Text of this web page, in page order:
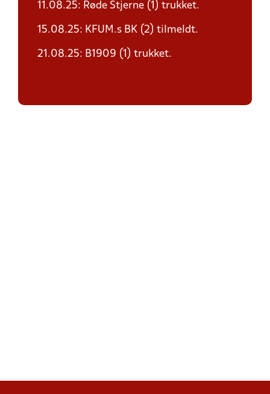
11.08.25: Røde Stjerne (1) trukket.
15.08.25: KFUM.s BK (2) tilmeldt.
21.08.25: B1909 (1) trukket.